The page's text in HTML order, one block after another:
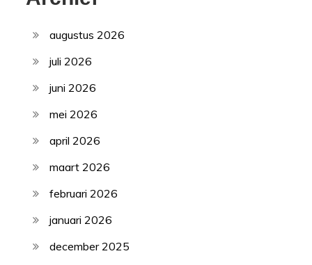
augustus 2026
juli 2026
juni 2026
mei 2026
april 2026
maart 2026
februari 2026
januari 2026
december 2025